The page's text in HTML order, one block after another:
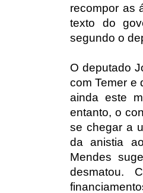
recompor as
texto do
segundo o
O deputado
com Temer e
ainda este
entanto, o
se chegar a
da anistia
Mendes
desmatou.